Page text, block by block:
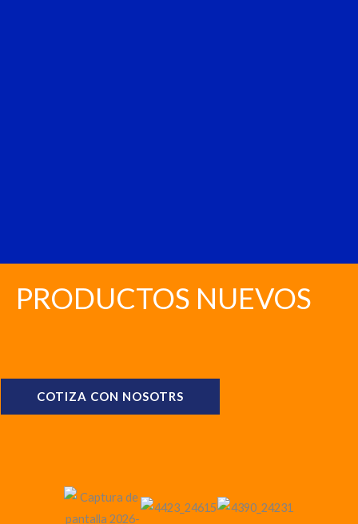
PRODUCTOS NUEVOS
COTIZA CON NOSOTRS